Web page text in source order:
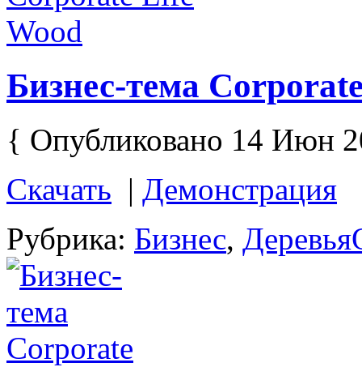
Бизнес-тема
{ Опубликовано 14 Июн
Скачать | Демонстрация
Рубрика: Бизнес, Деревья